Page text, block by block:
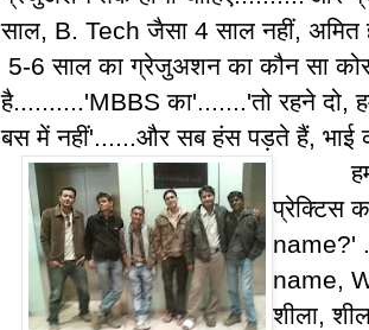
साल, B. Tech जैसा 4 साल नहीं, अमित
5-6 साल का ग्रेजुअशन का कौन सा
है..........'MBBS का'.......'तो रहने दो,
बस में नहीं'......और सब हंस पड़ते हैं, भाई
हम
प्रेक्टिस
name?'
name,
शीला,